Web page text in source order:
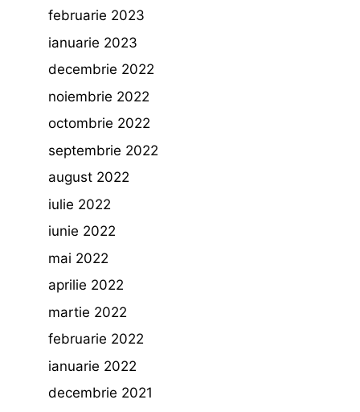
februarie 2023
ianuarie 2023
decembrie 2022
noiembrie 2022
octombrie 2022
septembrie 2022
august 2022
iulie 2022
iunie 2022
mai 2022
aprilie 2022
martie 2022
februarie 2022
ianuarie 2022
decembrie 2021